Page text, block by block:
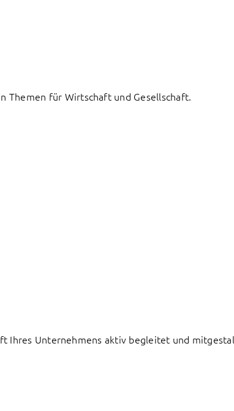
Themen für Wirtschaft und Gesellschaft.
Ihres Unternehmens aktiv begleitet und